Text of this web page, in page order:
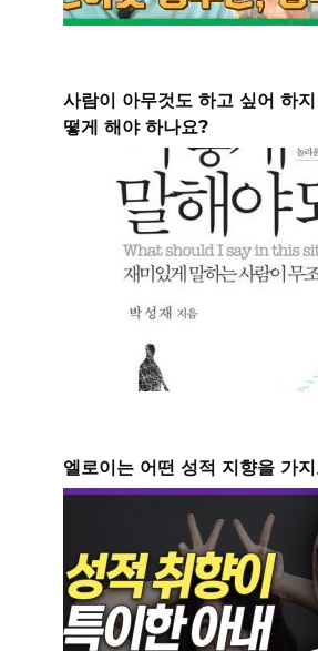
사람이 아무것도 하고 싶어 하
떻게 해야 하나요?
엘로이는 어떤 성적 지향을 가